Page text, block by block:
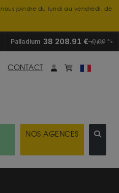
joindre du lundi au vendredi, de
Palladium 38 208.91 €€/KG
0.00 %
CONTACT Mon compte
monpanier
NOS AGENCES